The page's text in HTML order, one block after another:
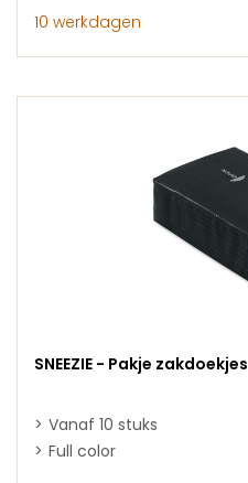
10 werkdagen
SNEEZIE - Pakje zakdoekjes
Vanaf 10 stuks
Full color